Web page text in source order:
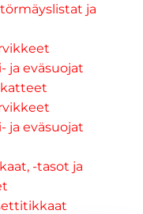
ja
ja eväsuojat
ja eväsuojat
-tasot ja